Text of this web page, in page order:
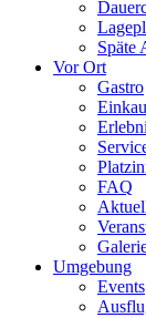
Späte
Vor Ort
Gastro
FAQ
Umgebung
Events